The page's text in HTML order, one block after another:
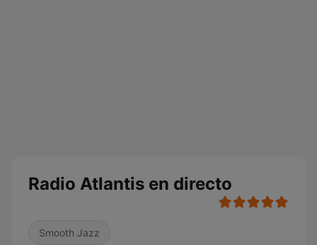
Radio Atlantis en directo
Smooth Jazz